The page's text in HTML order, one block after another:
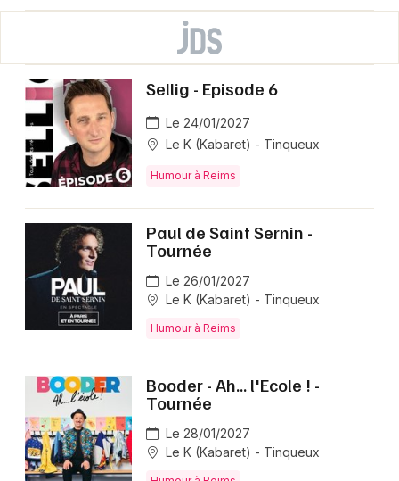
Sellig - Episode 6
Le 24/01/2027
Le K (Kabaret) - Tinqueux
Humour à Reims
Paul de Saint Sernin -
Tournée
Le 26/01/2027
Le K (Kabaret) - Tinqueux
Humour à Reims
Booder - Ah... l'Ecole ! -
Tournée
Le 28/01/2027
Le K (Kabaret) - Tinqueux